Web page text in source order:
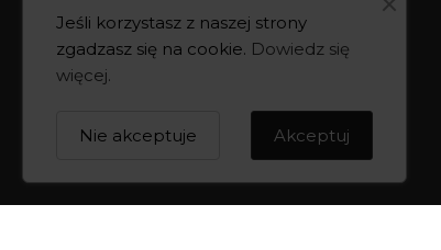
Jeśli korzystasz z naszej strony
zgadzasz się na cookie. Dowiedz się
więcej.
Akceptuj
Nie akceptuje